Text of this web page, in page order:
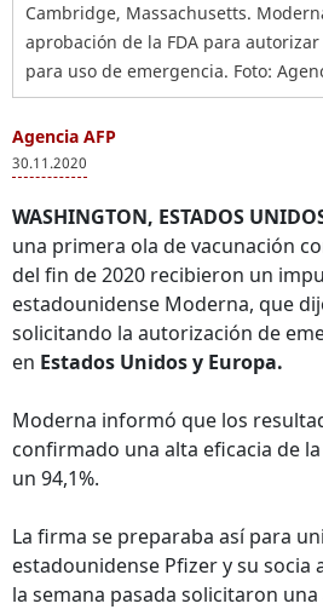
Cambridge, Massachusetts.
aprobación de la FDA para autorizar
para uso de emergencia. Foto:
Agencia AFP
30.11.2020
WASHINGTON, ESTADOS
una primera ola de vacunación
del fin de 2020 recibieron un
estadounidense Moderna, que
solicitando la autorización de
en Estados Unidos y Europa.
Moderna informó que los
confirmado una alta eficacia de
un 94,1%.
La firma se preparaba así para
estadounidense Pfizer y su socia
la semana pasada solicitaron